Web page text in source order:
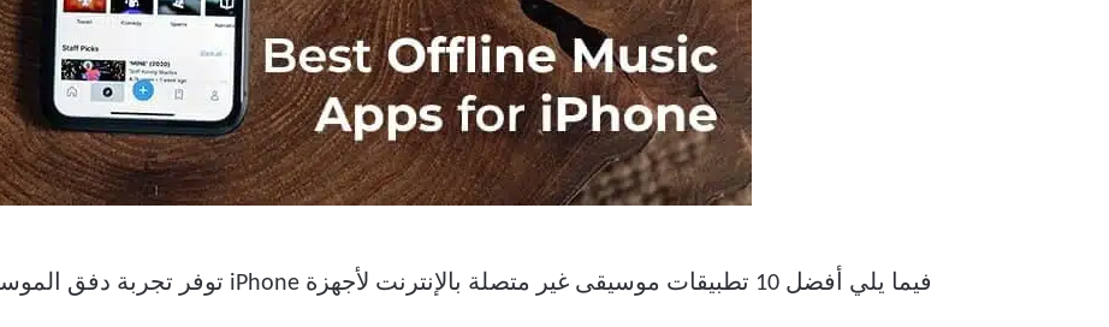
فيما يلي أفضل 10 تطبيقات موسيقى غير متصلة بالإنترنت لأجهزة iPhone توفر تجربة دفق الموسيقى الأكثر صدى أثناء التنقل.